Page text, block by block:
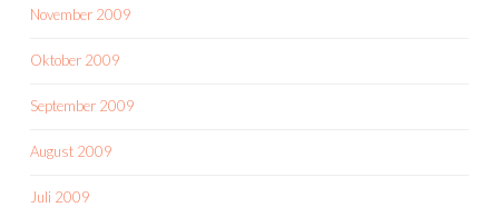
November 2009
Oktober 2009
September 2009
August 2009
Juli 2009